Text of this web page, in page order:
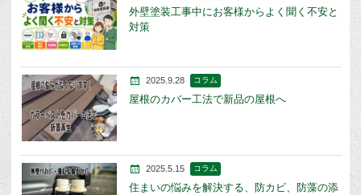
外壁塗装工事中にお客様からよく聞く不安と
対策
2025.9.28 コラム
屋根のカバー工法で新品の屋根へ
2025.5.15 コラム
住まいの悩みを解決する、防カビ、防藻の添